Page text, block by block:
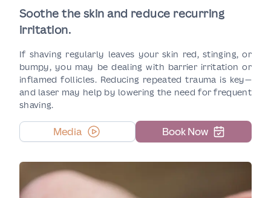
Soothe the skin and reduce recurring
irritation.
If shaving regularly leaves your skin red, stinging, or
bumpy, you may be dealing with barrier irritation or
inflamed follicles. Reducing repeated trauma is key—
and laser may help by lowering the need for frequent
shaving.
Book Now
Media